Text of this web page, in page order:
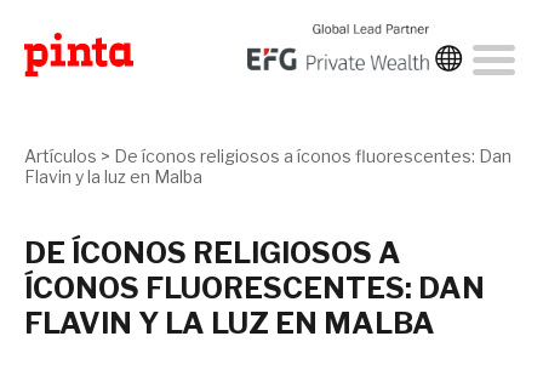
Artículos > De íconos religiosos a íconos fluorescentes: Dan
Flavin y la luz en Malba
DE ÍCONOS RELIGIOSOS A
ÍCONOS FLUORESCENTES: DAN
FLAVIN Y LA LUZ EN MALBA